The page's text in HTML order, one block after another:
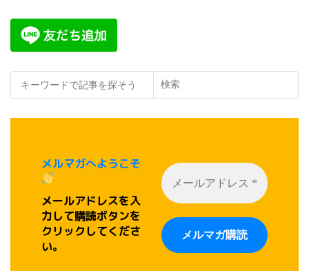
検索
メルマガへようこそ
メールアドレスを入
力して購読ボタンを
クリックしてくださ
い。